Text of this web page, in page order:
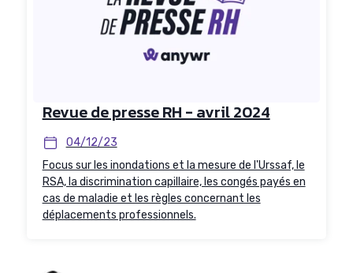
Revue de presse RH - avril 2024
04/12/23
Focus sur les inondations et la mesure de l'Urssaf, le
RSA, la discrimination capillaire, les congés payés en
cas de maladie et les règles concernant les
déplacements professionnels.